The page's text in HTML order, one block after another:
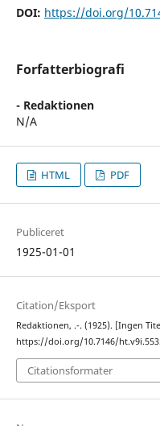
DOI: https://doi.org/
Forfatterbiografi
- Redaktionen
N/A
HTML PDF
Publiceret
1925-01-01
Citation/Eksport
Redaktionen, .-. (1925). [Ingen
https://doi.org/10.7146/
Citationsformater